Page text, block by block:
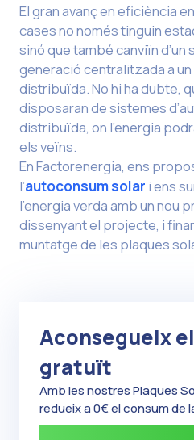
El gran avanç en eficiència
cases no només tinguin
sinó que també canviïn
generació centralitzada a
distribuïda. No hi ha dubte,
disposaran de sistemes
distribuïda, on l’energia
els veïns.
En Factorenergia, ens
l’autoconsum solar i ens
l’energia verda amb un nou
dissenyant el projecte, i
muntatge de les plaques
Aconsegueix
gratuït
Amb les nostres Plaques
redueix a 0€ el consum de